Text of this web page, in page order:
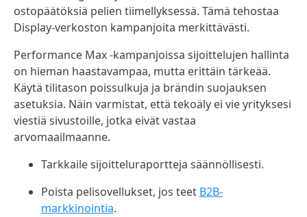
ostopäätöksiä pelien tiimellyksessä. Tämä tehostaa
Display-verkoston kampanjoita merkittävästi.
Performance Max -kampanjoissa sijoittelujen hallinta
on hieman haastavampaa, mutta erittäin tärkeää.
Käytä tilitason poissulkuja ja brändin suojauksen
asetuksia. Näin varmistat, että tekoäly ei vie yrityksesi
viestiä sivustoille, jotka eivät vastaa
arvomaailmaanne.
Tarkkaile sijoitteluraportteja säännöllisesti.
Poista pelisovellukset, jos teet B2B-
markkinointia.